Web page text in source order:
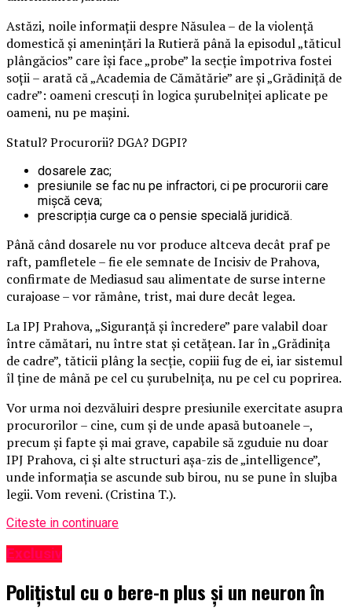
Astăzi, noile informații despre Năsulea – de la violență
domestică și amenințări la Rutieră până la episodul „tăticul
plângăcios” care își face „probe” la secție împotriva fostei
soții – arată că „Academia de Cămătărie” are și „Grădiniță de
cadre”: oameni crescuți în logica șurubelniței aplicate pe
oameni, nu pe mașini.
Statul? Procurorii? DGA? DGPI?
dosarele zac;
presiunile se fac nu pe infractori, ci pe procurorii care
mișcă ceva;
prescripția curge ca o pensie specială juridică.
Până când dosarele nu vor produce altceva decât praf pe
raft, pamfletele – fie ele semnate de Incisiv de Prahova,
confirmate de Mediasud sau alimentate de surse interne
curajoase – vor rămâne, trist, mai dure decât legea.
La IPJ Prahova, „Siguranță și încredere” pare valabil doar
între cămătari, nu între stat și cetățean. Iar în „Grădinița
de cadre”, tăticii plâng la secție, copiii fug de ei, iar sistemul
îl ține de mână pe cel cu șurubelnița, nu pe cel cu poprirea.
Vor urma noi dezvăluiri despre presiunile exercitate asupra
procurorilor – cine, cum și de unde apasă butoanele –,
precum și fapte și mai grave, capabile să zguduie nu doar
IPJ Prahova, ci și alte structuri așa-zis de „intelligence”,
unde informația se ascunde sub birou, nu se pune în slujba
legii. Vom reveni. (Cristina T.).
Citeste in continuare
Exclusiv
Polițistul cu o bere-n plus și un neuron în